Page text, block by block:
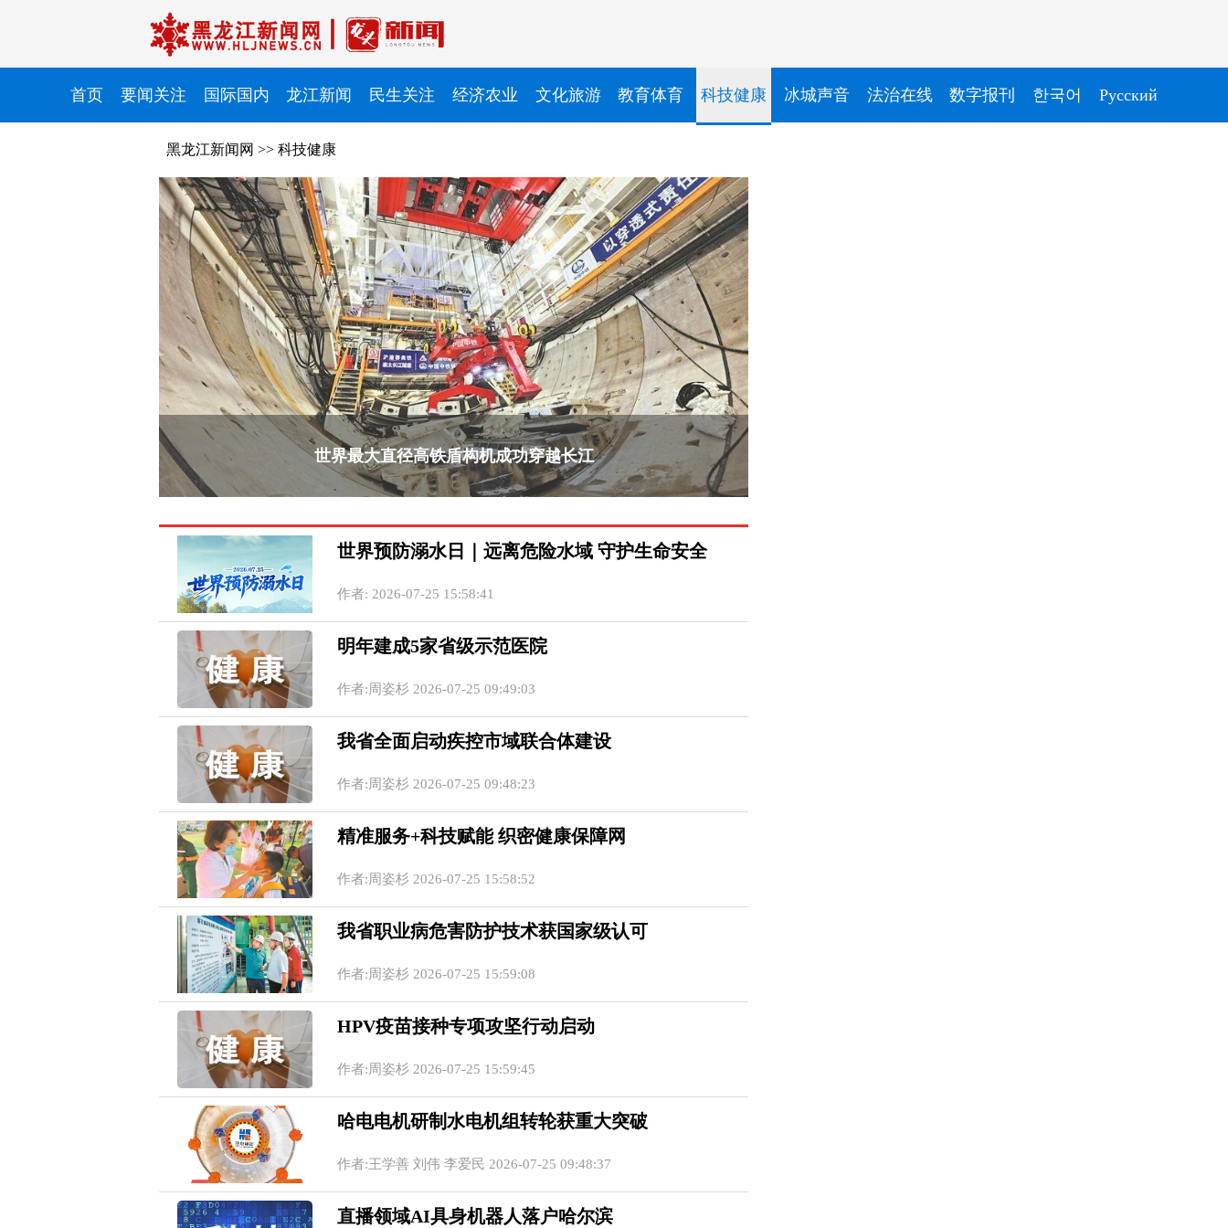
首页 要闻关注 国际国内 龙江新闻 民生关注 经济农业 文化旅游 教育体育 科技健康 冰城声音 法治在线 数字报刊 한국어 Pусский
黑龙江新闻网 >> 科技健康
世界最大直径高铁盾构机成功穿越长江
世界预防溺水日｜远离危险水域 守护生命安全
作者: 2026-07-25 15:58:41
明年建成5家省级示范医院
作者:周姿杉 2026-07-25 09:49:03
我省全面启动疾控市域联合体建设
作者:周姿杉 2026-07-25 09:48:23
精准服务+科技赋能 织密健康保障网
作者:周姿杉 2026-07-25 15:58:52
我省职业病危害防护技术获国家级认可
作者:周姿杉 2026-07-25 15:59:08
HPV疫苗接种专项攻坚行动启动
作者:周姿杉 2026-07-25 15:59:45
哈电电机研制水电机组转轮获重大突破
作者:王学善 刘伟 李爱民 2026-07-25 09:48:37
直播领域AI具身机器人落户哈尔滨